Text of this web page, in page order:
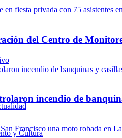
del Centro de
incendio de
y Cultura